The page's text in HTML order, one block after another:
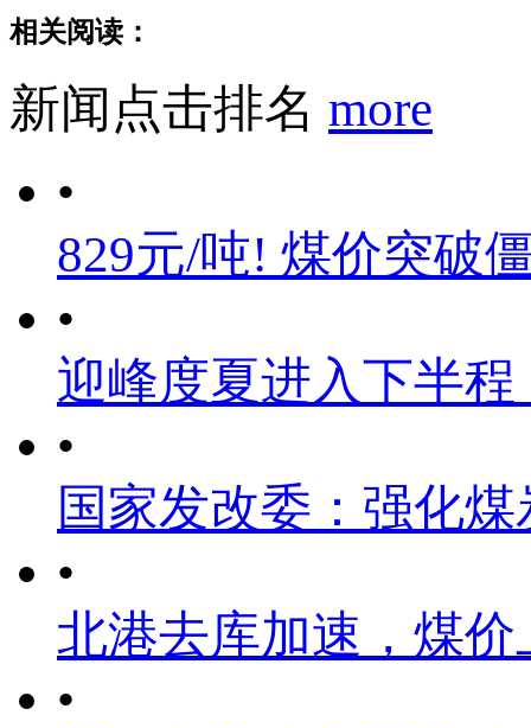
相关阅读：
新闻点击排名 more
•
829元/吨! 煤价突破
•
迎峰度夏进入下半
•
国家发改委：强化
•
北港去库加速，煤
•